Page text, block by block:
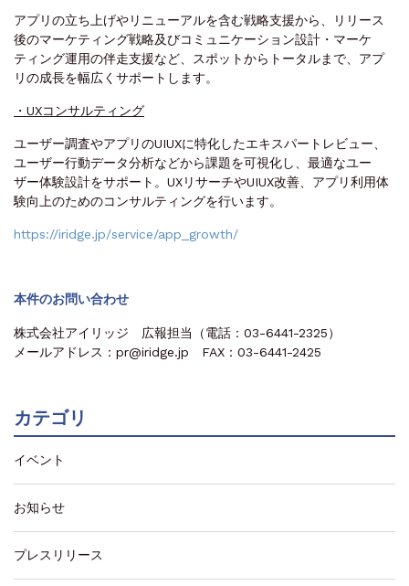
アプリの立ち上げやリニューアルを含む戦略支援から、リリース
後のマーケティング戦略及びコミュニケーション設計・マーケ
ティング運用の伴走支援など、スポットからトータルまで、アプ
リの成長を幅広くサポートします。
・UXコンサルティング
ユーザー調査やアプリのUIUXに特化したエキスパートレビュー、
ユーザー行動データ分析などから課題を可視化し、最適なユー
ザー体験設計をサポート。UXリサーチやUIUX改善、アプリ利用体
験向上のためのコンサルティングを行います。
https://iridge.jp/service/app_growth/
本件のお問い合わせ
株式会社アイリッジ 広報担当（電話：03-6441-2325）
メールアドレス：pr@iridge.jp FAX：03-6441-2425
カテゴリ
イベント
お知らせ
プレスリリース